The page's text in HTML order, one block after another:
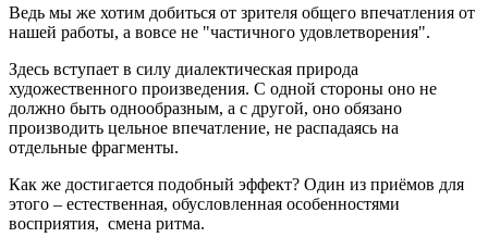
Ведь мы же хотим добиться от зрителя общего впечатления от
нашей работы, а вовсе не "частичного удовлетворения".
Здесь вступает в силу диалектическая природа
художественного произведения. С одной стороны оно не
должно быть однообразным, а с другой, оно обязано
производить цельное впечатление, не распадаясь на
отдельные фрагменты.
Как же достигается подобный эффект? Один из приёмов для
этого – естественная, обусловленная особенностями
восприятия, смена ритма.